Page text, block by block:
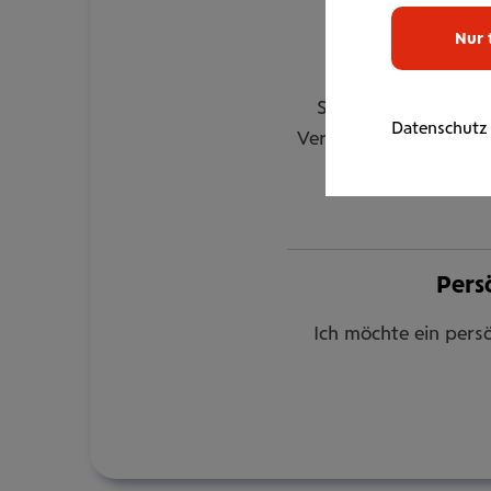
Unsere
Sie haben für Ihre
Versicherungsschutz
Ich möchte ein
Nur
Datenschutz